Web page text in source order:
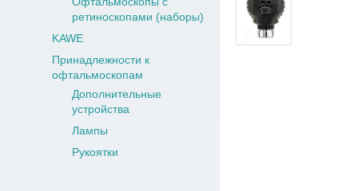
ретиноскопами (наборы)
KAWE
Принадлежности к
офтальмоскопам
Дополнительные
устройства
Лампы
Рукоятки